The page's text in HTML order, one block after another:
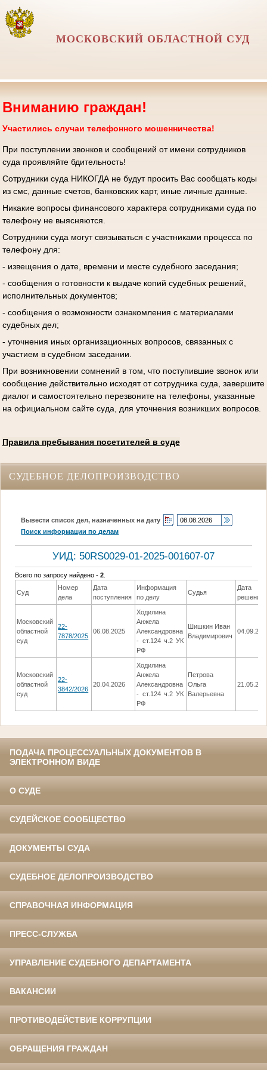
МОСКОВСКИЙ ОБЛАСТНОЙ СУД
Вниманию граждан!
Участились случаи телефонного мошенничества!
При поступлении звонков и сообщений от имени сотрудников
суда проявляйте бдительность!
Сотрудники суда НИКОГДА не будут просить Вас сообщать коды
из смс, данные счетов, банковских карт, иные личные данные.
Никакие вопросы финансового характера сотрудниками суда по
телефону не выясняются.
Сотрудники суда могут связываться с участниками процесса по
телефону для:
- извещения о дате, времени и месте судебного заседания;
- сообщения о готовности к выдаче копий судебных решений,
исполнительных документов;
- сообщения о возможности ознакомления с материалами
судебных дел;
- уточнения иных организационных вопросов, связанных с
участием в судебном заседании.
При возникновении сомнений в том, что поступившие звонок или
сообщение действительно исходят от сотрудника суда, завершите
диалог и самостоятельно перезвоните на телефоны, указанные
на официальном сайте суда, для уточнения возникших вопросов.
Правила пребывания посетителей в суде
СУДЕБНОЕ ДЕЛОПРОИЗВОДСТВО
Вывести список дел, назначенных на дату
Поиск информации по делам
УИД: 50RS0029-01-2025-001607-07
Всего по запросу найдено -2
Суд
Номер
дела
Дата
поступления
Информация
по делу
Судья
Дата
решения
Московский
областной
суд
22-
7878/2025
06.08.2025
Ходилина
Анжела
Александровна
- ст.124 ч.2 УК
РФ
Шишкин Иван
Владимирович
Московский
областной
суд
22-
3842/2026
20.04.2026
Ходилина
Анжела
Александровна
- ст.124 ч.2 УК
РФ
Петрова
Ольга
Валерьевна
ПОДАЧА ПРОЦЕССУАЛЬНЫХ ДОКУМЕНТОВ В
ЭЛЕКТРОННОМ ВИДЕ
О СУДЕ
СУДЕЙСКОЕ СООБЩЕСТВО
ДОКУМЕНТЫ СУДА
СУДЕБНОЕ ДЕЛОПРОИЗВОДСТВО
СПРАВОЧНАЯ ИНФОРМАЦИЯ
ПРЕСС-СЛУЖБА
УПРАВЛЕНИЕ СУДЕБНОГО ДЕПАРТАМЕНТА
ВАКАНСИИ
ПРОТИВОДЕЙСТВИЕ КОРРУПЦИИ
ОБРАЩЕНИЯ ГРАЖДАН